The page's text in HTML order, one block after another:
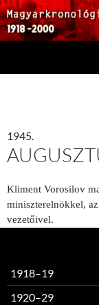
1945.
Kliment Vorosilov
miniszterelnökkel,
vezetőivel.
1918–19
1920–29